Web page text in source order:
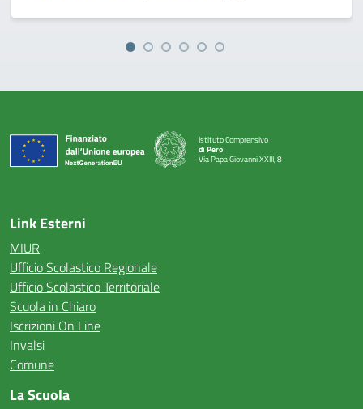
Istituto Comprensivo
di Pero
Via Papa Giovanni XXIII, 8
— Visita la pagina iniziale della scuola
Link Esterni
MIUR
Ufficio Scolastico Regionale
Ufficio Scolastico Territoriale
Scuola in Chiaro
Iscrizioni On Line
Invalsi
Comune
La Scuola